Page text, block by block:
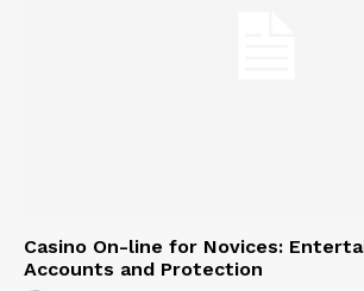
Casino On-line for Novices:
Accounts and Protection